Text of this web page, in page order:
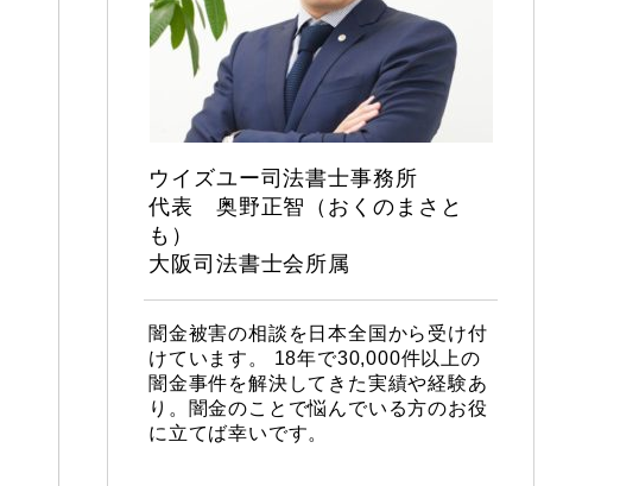
ウイズユー司法書士事務所
代表 奥野正智（おくのまさと
も）
大阪司法書士会所属
闇金被害の相談を日本全国から受け付
けています。 18年で30,000件以上の
闇金事件を解決してきた実績や経験あ
り。闇金のことで悩んでいる方のお役
に立てば幸いです。